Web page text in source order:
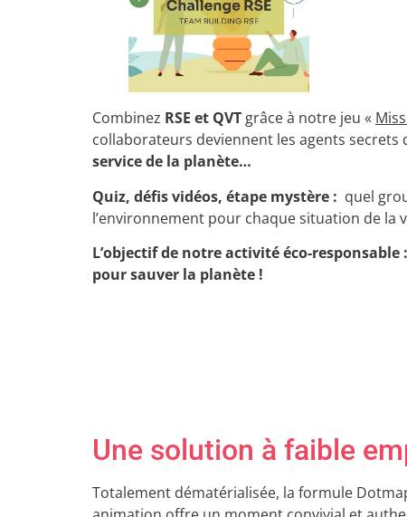
Combinez RSE et QVT grâce à notre jeu «
collaborateurs deviennent les agents secrets
service de la planète…
Quiz, défis vidéos, étape mystère : quel
l’environnement pour chaque situation de la
L’objectif de notre activité éco-responsable :
pour sauver la planète !
Une solution à faible
Totalement dématérialisée, la formule